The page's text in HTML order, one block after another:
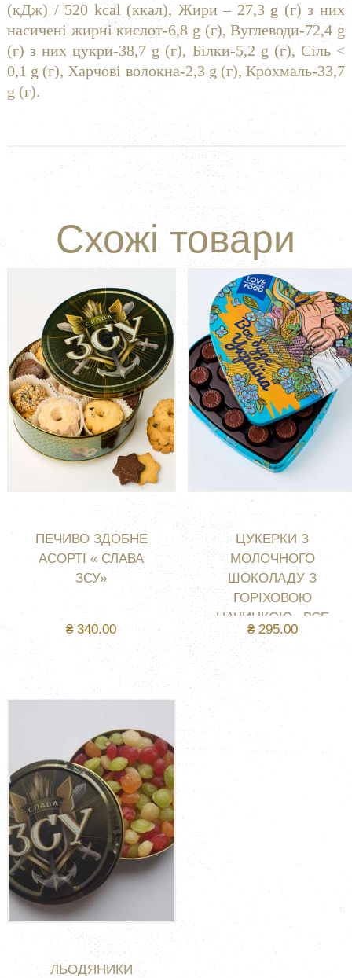
(кДж) / 520 kcal (ккал), Жири – 27,3 g (г) з них
насичені жирні кислот-6,8 g (г), Вуглеводи-72,4 g
(г) з них цукри-38,7 g (г), Білки-5,2 g (г), Сіль <
0,1 g (г), Харчові волокна-2,3 g (г), Крохмаль-33,7
g (г).
Схожі товари
ПЕЧИВО ЗДОБНЕ
АСОРТІ « СЛАВА
ЗСУ»
₴340.00
ЦУКЕРКИ З
МОЛОЧНОГО
ШОКОЛАДУ З
ГОРІХОВОЮ
НАЧИНКОЮ «ВСЕ
БУДЕ УКРАЇНА»
₴295.00
ЛЬОДЯНИКИ